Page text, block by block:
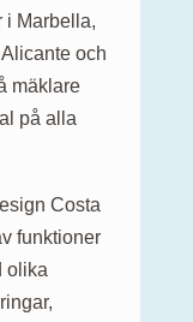
i Marbella,
och
mäklare
på alla
Costa
funktioner
olika